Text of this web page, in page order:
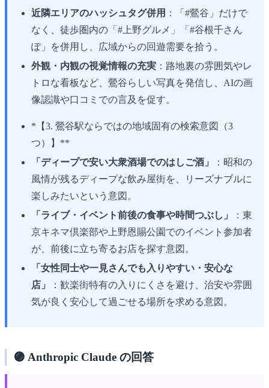
近隣エリアのハッシュタグ併用 ：「#鶯谷」だけで
なく、徒歩圏内の「#上野グルメ」「#谷根千さん
ぽ」を併用し、広域からの回遊需要を拾う。
外観・内観の視覚情報の充実 ：路地裏の雰囲気やレ
トロな看板など、鶯谷らしい写真を発信し、AIの画
像認識や口コミでの言及を促す。
*【3. 鶯谷駅ならではの地域固有の検索意図（3
つ）】**
「ディープで安い大衆酒場でのはしご酒」
：昭和の
風情が残るディープな飲み屋街を、リーズナブルに
楽しみたいという意図。
「ライブ・イベント前後の食事や時間つぶし」
：東
京キネマ倶楽部や上野恩賜公園でのイベント参加者
が、前後に立ち寄るお店を探す意図。
「女性同士や一見さんでも入りやすい・安心な
店」
：歓楽街特有の入りにくさを避け、治安や雰囲
気が良く安心して過ごせる場所を求める意図。
🟣 Anthropic Claude の回答